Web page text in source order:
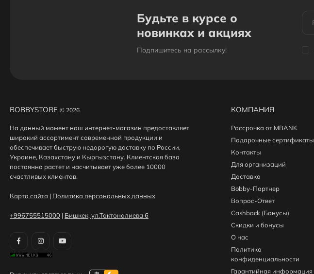
Будьте в курсе о
новинках и акциях
Подпишитесь на рассылкy!
BOBBYSTORE © 2026
На данный момент наш интернет-магазин предоставляет
широкий ассортимент современной продукции и
обеспечивает быструю недорогую доставку по России,
Украине, Казахстану и Кыргызстану. Клиентская база
постоянно растет и насчитывает уже более 10000
счастливых клиентов.
Карта сайта | Политика персональных данных
+996755515000 | Бишкек, ул.Токтоналиева 6
КОМПАНИЯ
Рассрочка от MBANK
Подарочные сертификаты
Контакты
Для организаций
Доставка
Bobby-Партнер
Вопрос-Ответ
Cashback (Бонусы)
Скидки и бонусы
О нас
Политика
конфиденциальности
Гарантийная информация